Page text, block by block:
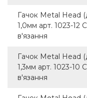
Гачок Metal Head
1,0мм арт. 1023-12
в'язання
Гачок Metal Head
1,3мм арт. 1023-10
в'язання